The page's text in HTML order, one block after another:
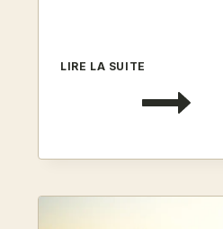
LIRE LA SUITE
ET
OCÉAN